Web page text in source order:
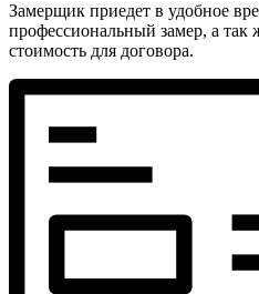
Замерщик приедет в удобное
профессиональный замер, а так
стоимость для договора.